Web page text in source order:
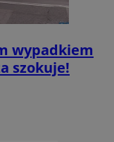
wypadkiem
szokuje!